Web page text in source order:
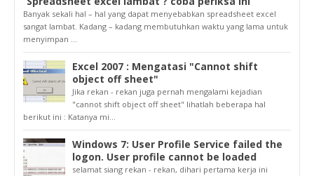
Banyak sekali hal – hal yang dapat menyebabkan spreadsheet excel
sangat lambat. Kadang – kadang membutuhkan waktu yang lama untuk
menyimpan ...
Excel 2007 : Mengatasi "Cannot shift
object off sheet"
Jika rekan - rekan juga pernah mengalami kejadian
"cannot shift object off sheet" lihatlah beberapa hal
berikut ini : Katanya mi...
Windows 7: User Profile Service failed the
logon. User profile cannot be loaded
selamat siang rekan - rekan, dihari pertama kerja ini